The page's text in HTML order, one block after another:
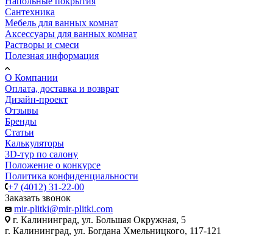
Сантехника
Мебель для ванных комнат
Аксессуары для ванных комнат
Растворы и смеси
Полезная информация
О Компании
Оплата, доставка и возврат
Дизайн-проект
Отзывы
Бренды
Статьи
Калькуляторы
3D-тур по салону
Положение о конкурсе
Политика конфиденциальности
+7 (4012) 31-22-00
Заказать звонок
mir-plitki@mir-plitki.com
г. Калининград, ул. Большая Окружная, 5
г. Калининград, ул. Богдана Хмельницкого, 117-121